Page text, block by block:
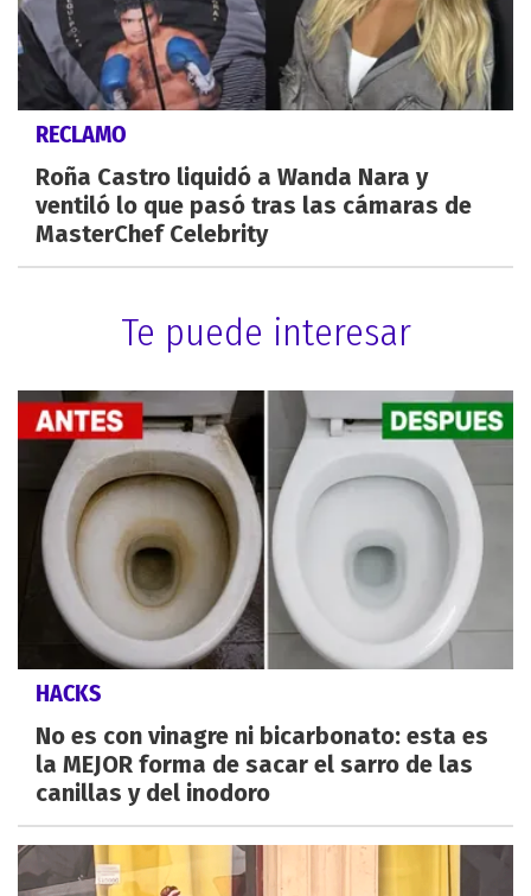
RECLAMO
Roña Castro liquidó a Wanda Nara y
ventiló lo que pasó tras las cámaras de
MasterChef Celebrity
Te puede interesar
HACKS
No es con vinagre ni bicarbonato: esta es
la MEJOR forma de sacar el sarro de las
canillas y del inodoro